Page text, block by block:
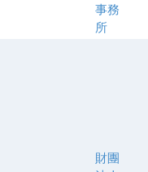
事務
所
財團